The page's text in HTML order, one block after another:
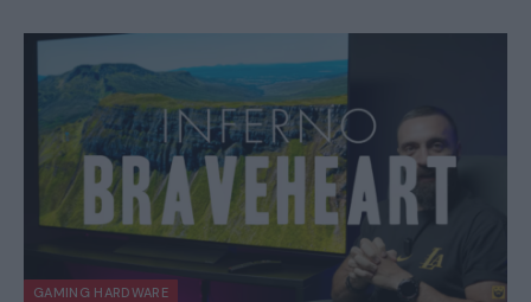
GAMING HARDWARE